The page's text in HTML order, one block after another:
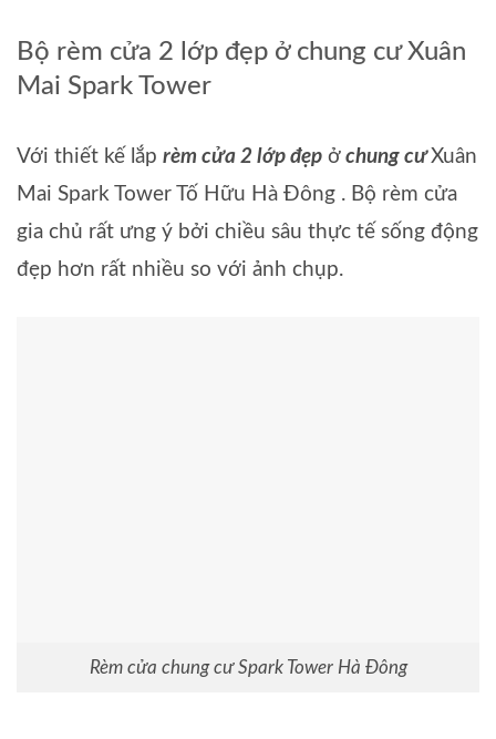
Bộ rèm cửa 2 lớp đẹp ở chung cư Xuân
Mai Spark Tower
Với thiết kế lắp rèm cửa 2 lớp đẹp ở chung cưXuân
Mai Spark Tower Tố Hữu Hà Đông . Bộ rèm cửa
gia chủ rất ưng ý bởi chiều sâu thực tế sống động
đẹp hơn rất nhiều so với ảnh chụp.
Rèm cửa chung cư Spark Tower Hà Đông